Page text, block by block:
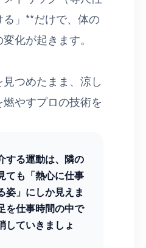
」**だけで、体の
化が起きます。
つめたまま、涼し
やすプロの技術を
する運動は、隣の
ても「熱心に仕事
姿」にしか見えま
を仕事時間の中で
していきましょ